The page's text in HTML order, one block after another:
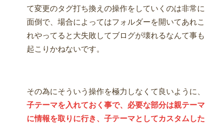
て変更のタグ打ち換えの操作をしていくのは非常に
面倒で、場合によってはフォルダーを開いてあれこ
れやってると大失敗してブログが壊れるなんて事も
起こりかねないです。
その為にそういう操作を極力しなくて良いように、
子テーマを入れておく事で、必要な部分は親テーマ
に情報を取りに行き、子テーマとしてカスタムした